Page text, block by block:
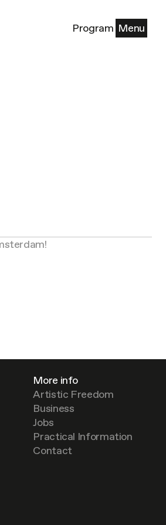
Program Menu
More info
Artistic Freedom
Business
Jobs
Practical Information
Contact